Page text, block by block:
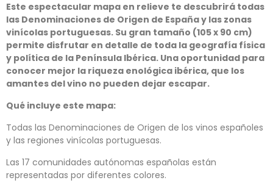
Este espectacular mapa en relieve te descubrirá todas
las Denominaciones de Origen de España y las zonas
vinícolas portuguesas. Su gran tamaño (105 x 90 cm)
permite disfrutar en detalle de toda la geografía física
y política de la Península Ibérica. Una oportunidad para
conocer mejor la riqueza enológica ibérica, que los
amantes del vino no pueden dejar escapar.
Qué incluye este mapa:
Todas las Denominaciones de Origen de los vinos españoles
y las regiones vinícolas portuguesas.
Las 17 comunidades autónomas españolas están
representadas por diferentes colores.